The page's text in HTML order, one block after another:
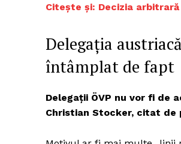
Citește și: Decizia
Delegația
întâmplat de fapt
Delegaţii ÖVP nu vor fi de
Christian Stocker, citat de